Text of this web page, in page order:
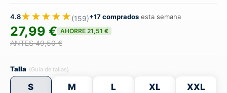
4.8★★★★★(159)+17 comprados esta semana
27,99 € AHORRE 21,51 €
ANTES 49,50 €
Talla (Guía de tallas)
S M L XL XXL